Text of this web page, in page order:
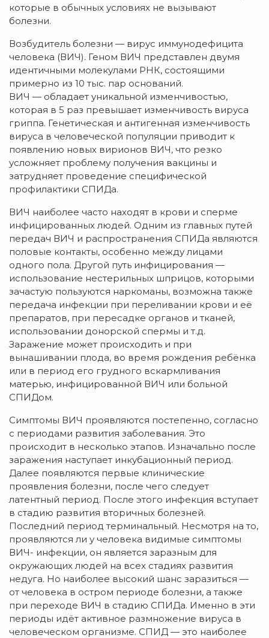
которые в обычных условиях не вызывают
болезни.
Возбудитель болезни — вирус иммунодефицита
человека (ВИЧ). Геном ВИЧ представлен двумя
идентичными молекулами РНК, состоящими
примерно из 10 тыс. пар оснований.
ВИЧ — обладает уникальной изменчивостью,
которая в 5 раз превышает изменчивость вируса
гриппа. Генетическая и антигенная изменчивость
вируса в человеческой популяции приводит к
появлению новых вирионов ВИЧ, что резко
усложняет проблему получения вакцины и
затрудняет проведение специфической
профилактики СПИДа.
ВИЧ наиболее часто находят в крови и сперме
инфицированных людей. Одним из главных путей
передач ВИЧ и распространения СПИДа являются
половые контакты, особенно между лицами
одного пола. Другой путь инфицирования —
использование нестерильных шприцов, которыми
зачастую пользуются наркоманы, возможна также
передача инфекции при переливании крови и её
препаратов, при пересадке органов и тканей,
использовании донорской спермы и т.д.
Заражение может происходить и при
вынашивании плода, во время рождения ребёнка
или в период его грудного вскармливания
матерью, инфицированной ВИЧ или больной
СПИДом.
Симптомы ВИЧ проявляются постепенно, согласно
с периодами развития заболевания. Это
происходит в несколько этапов. Изначально после
заражения наступает инкубационный период.
Далее появляются первые клинические
проявления болезни, после чего следует
латентный период. После этого инфекция вступает
в стадию развития вторичных болезней.
Последний период терминальный. Несмотря на то,
проявляются ли у человека видимые симптомы
ВИЧ- инфекции, он является заразным для
окружающих людей на всех стадиях развития
недуга. Но наиболее высокий шанс заразиться —
от человека в остром периоде болезни, а также
при переходе ВИЧ в стадию СПИДа. Именно в эти
периоды идёт активное размножение вируса в
человеческом организме. СПИД — это наиболее